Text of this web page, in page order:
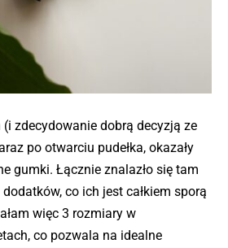
(i zdecydowanie dobrą decyzją ze
po otwarciu pudełka, okazały
gumki. Łącznie znalazło się tam
co ich jest całkiem sporą
więc 3 rozmiary w
co pozwala na idealne